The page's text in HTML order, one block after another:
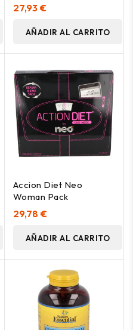
27,93 €
AÑADIR AL CARRITO
Accion Diet Neo
Woman Pack
29,78 €
AÑADIR AL CARRITO